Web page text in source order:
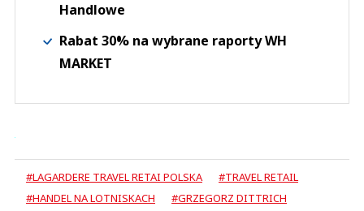
Handlowe
Rabat 30% na wybrane raporty WH
MARKET
#LAGARDERE TRAVEL RETAI POLSKA
#TRAVEL RETAIL
#HANDEL NA LOTNISKACH
#GRZEGORZ DITTRICH